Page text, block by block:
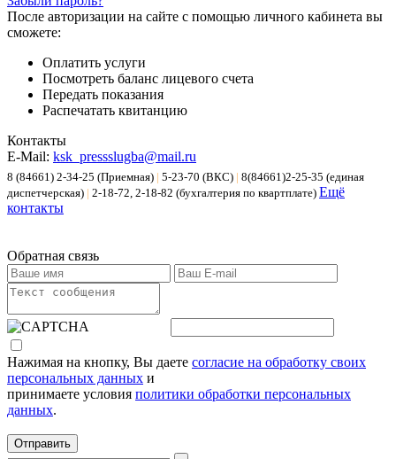
После авторизации на сайте с помощью личного кабинета вы
сможете:
Оплатить услуги
Посмотреть баланс лицевого счета
Передать показания
Распечатать квитанцию
Контакты
E-Mail: ksk_pressslugba@mail.ru
8 (84661) 2-34-25 (Приемная) | 5-23-70 (ВКС) | 8(84661)2-25-35 (единая
диспетчерская) | 2-18-72, 2-18-82 (бухгалтерия по квартплате) Ещё
контакты
Обратная связь
Нажимая на кнопку, Вы даете согласие на обработку своих
персональных данных и
принимаете условия политики обработки персональных
данных.
Отправить